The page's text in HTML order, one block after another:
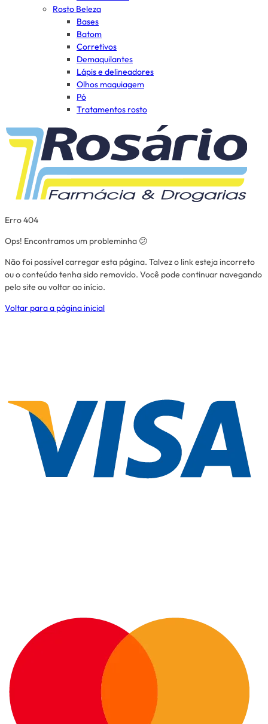
Rosto Beleza
Bases
Batom
Corretivos
Demaquilantes
Lápis e delineadores
Olhos maquiagem
Pó
Tratamentos rosto
Erro 404
Ops! Encontramos um probleminha 😕
Não foi possível carregar esta página. Talvez o link esteja incorreto
ou o conteúdo tenha sido removido. Você pode continuar navegando
pelo site ou voltar ao início.
Voltar para a página inicial